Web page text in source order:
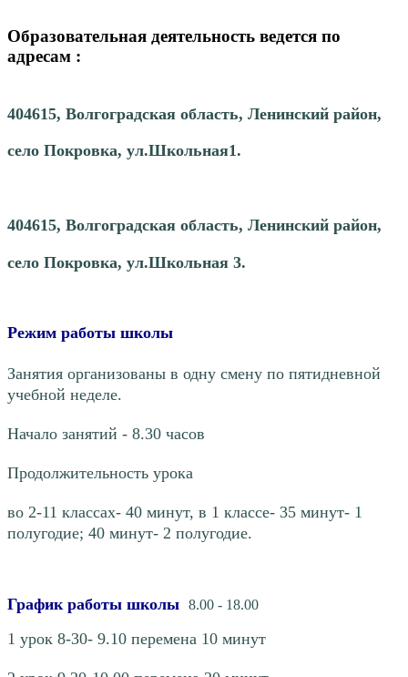
Образовательная деятельность ведется по
адресам :
404615, Волгоградская область, Ленинский район,
село Покровка, ул.Школьная1.
404615, Волгоградская область, Ленинский район,
село Покровка, ул.Школьная 3.
Режим работы школы
Занятия организованы в одну смену по пятидневной
учебной неделе.
Начало занятий - 8.30 часов
Продолжительность урока
во 2-11 классах- 40 минут, в 1 классе- 35 минут- 1
полугодие; 40 минут- 2 полугодие.
График работы школы 8.00 - 18.00
1 урок 8-30- 9.10 перемена 10 минут